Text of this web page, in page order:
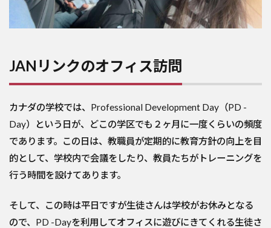
JANリンクのオフィス訪問
カナダの学校では、Professional Development Day（PD -
Day）という日が、どこの学区でも２ヶ月に一度くらいの頻度
であります。この日は、教職員が定期的に教育方針の向上を目
的として、学校内で会議をしたり、教員たちがトレーニングを
行う時間を設けてあります。
そして、この時は平日ですが生徒さんは学校がお休みとなる
ので、PD -Dayを利用してオフィスに遊びにきてくれる生徒さ